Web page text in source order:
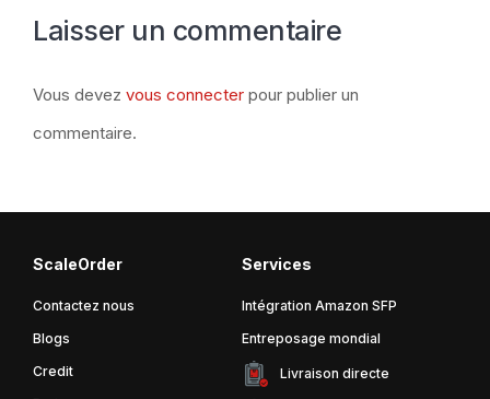
Laisser un commentaire
Vous devez vous connecter pour publier un
commentaire.
ScaleOrder
Contactez nous
Blogs
Credit
Services
Intégration Amazon SFP
Entreposage mondial
Livraison directe